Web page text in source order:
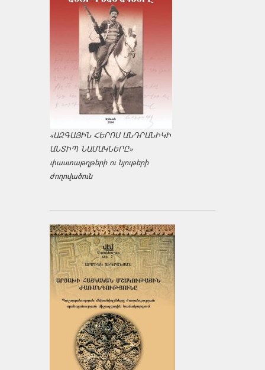
«ԱԶԳԱՅԻՆ ՀԵՐՈՍ ԱՆԴՐԱՆԻԿԻ
ԱՆՏԻՊ ՆԱՄԱԿՆԵՐԸ»
փաստաթղթերի ու նյութերի
ժողովածուն